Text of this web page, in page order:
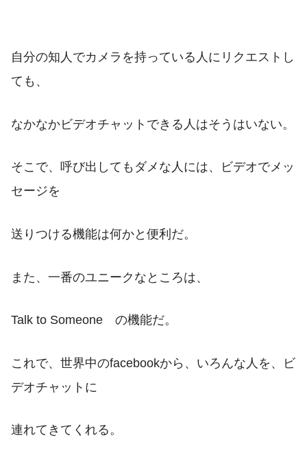
自分の知人でカメラを持っている人にリクエストし
ても、
なかなかビデオチャットできる人はそうはいない。
そこで、呼び出してもダメな人には、ビデオでメッ
セージを
送りつける機能は何かと便利だ。
また、一番のユニークなところは、
Talk to Someone の機能だ。
これで、世界中のfacebookから、いろんな人を、ビ
デオチャットに
連れてきてくれる。